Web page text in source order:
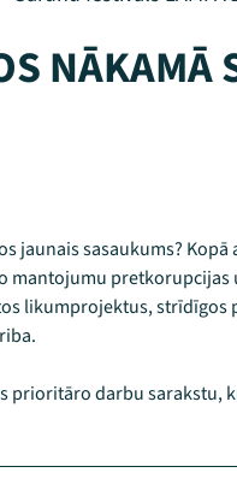
NĀKAMĀ
jaunais sasaukums?
mantojumu pretkorupcijas
likumprojektus, strīdīgos
prioritāro darbu sarakstu,